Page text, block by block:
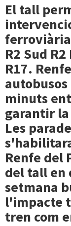
El tall
R2 Sud
R17.
minuts
garantir
Les
Renfe del
del tall en
setmana
l'impacte
tren com